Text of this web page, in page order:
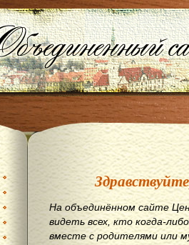
На объединённом сайте
видеть всех, кто когда-
вместе с родителями или